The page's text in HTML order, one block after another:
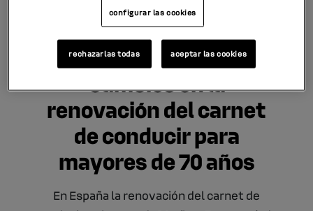
14.09.2023
Cambios en la
renovación del carnet
de conducir para
mayores de 70 años
En España la renovación del carnet de
configurar las cookies
rechazarlas todas aceptar las cookies